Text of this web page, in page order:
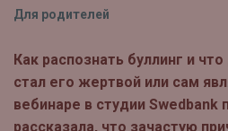
Для родителей
Как распознать буллинг и
стал его жертвой или сам
вебинаре в студии Swedbank
рассказала, что зачастую